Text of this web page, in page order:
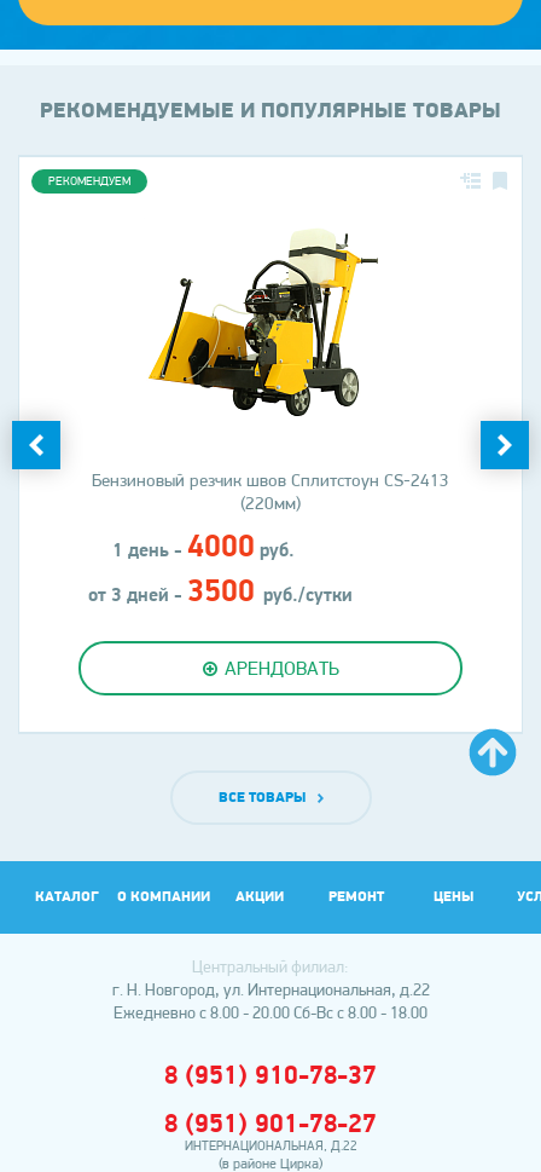
РЕКОМЕНДУЕМЫЕ И ПОПУЛЯРНЫЕ ТОВАРЫ
Бензиновый резчик швов Сплитстоун CS-2413
(220мм)
1 день - 4000 руб.
от 3 дней - 3500 руб./сутки
АРЕНДОВАТЬ
РЕКОМЕНДУЕМ
ВСЕ ТОВАРЫ
КАТАЛОГ О КОМПАНИИ АКЦИИ РЕМОНТ ЦЕНЫ
Центральный филиал:
г. Н. Новгород, ул. Интернациональная, д.22
Ежедневно с 8.00 - 20.00Сб-Вс с 8.00 - 18.00
8 (951) 910-78-37
8 (951) 901-78-27
ИНТЕРНАЦИОНАЛЬНАЯ, Д.22
(в районе Цирка)